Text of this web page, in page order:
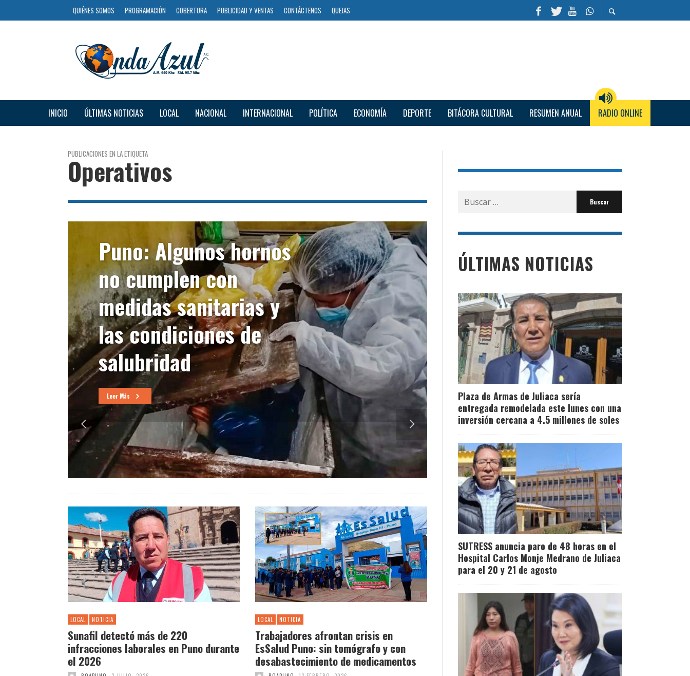
QUIÉNES SOMOS PROGRAMACIÓN COBERTURA PUBLICIDAD Y VENTAS CONTÁCTENOS QUEJAS
INICIO ÚLTIMAS NOTICIAS LOCAL NACIONAL INTERNACIONAL POLÍTICA ECONOMÍA DEPORTE BITÁCORA CULTURAL RESUMEN ANUAL RADIO ONLINE
PUBLICACIONES EN LA ETIQUETA
Operativos
Puno: Algunos hornos
no cumplen con
medidas sanitarias y
las condiciones de
salubridad
Leer Más
Juliaca: Realizarán
operativos para el
cumplimiento de
protocolos de
bioseguridad en
Semana Santa
Leer Más
LOCAL NOTICIA
Sunafil detectó más de 220
infracciones laborales en Puno durante
el 2026
LOCAL NOTICIA
Trabajadores afrontan crisis en
EsSalud Puno: sin tomógrafo y con
desabastecimiento de medicamentos
Buscar
por:
ÚLTIMAS NOTICIAS
Plaza de Armas de Juliaca sería
entregada remodelada este lunes con una
inversión cercana a 4.5 millones de soles
SUTRESS anuncia paro de 48 horas en el
Hospital Carlos Monje Medrano de Juliaca
para el 20 y 21 de agosto